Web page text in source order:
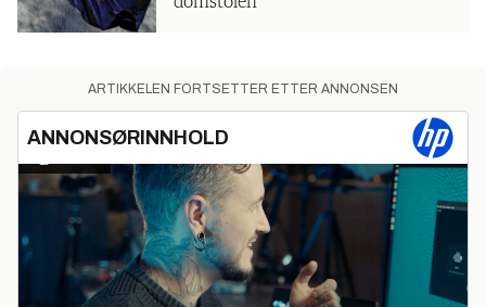
ARTIKKELEN FORTSETTER ETTER ANNONSEN
ANNONSØRINNHOLD